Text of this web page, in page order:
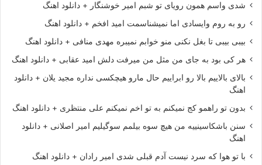
شدی واسم همون رویای تو شبم امیر خوشنگار + دانلود اهنگ
رو به روم وایسادی اما نمیشناسمت امید افخم + دانلود اهنگ
بیبی بیبی تا بغل نکنی منو خوابم نمیبره مهدی منافی + دانلود اهنگ
هر کی بود به جای من مثل من میرفت دلش امید عقابی + دانلود اهنگ
بالای بالاییم بالا رو ابراییم حال مارو هیچکسی نداره مجید یلان + دانلود
اهنگ
بدون تو راهمو کج نمیکنم به تو اخم نمیکنم علی منتظری + دانلود اهنگ
سنن باشکاسینییه من هیچ سوه بیلمم سوگیلیم امیر اصلانی + دانلود
اهنگ
با تو هوا که سرد نیست آدم قبلی شدی امیر رادان + دانلود اهنگ